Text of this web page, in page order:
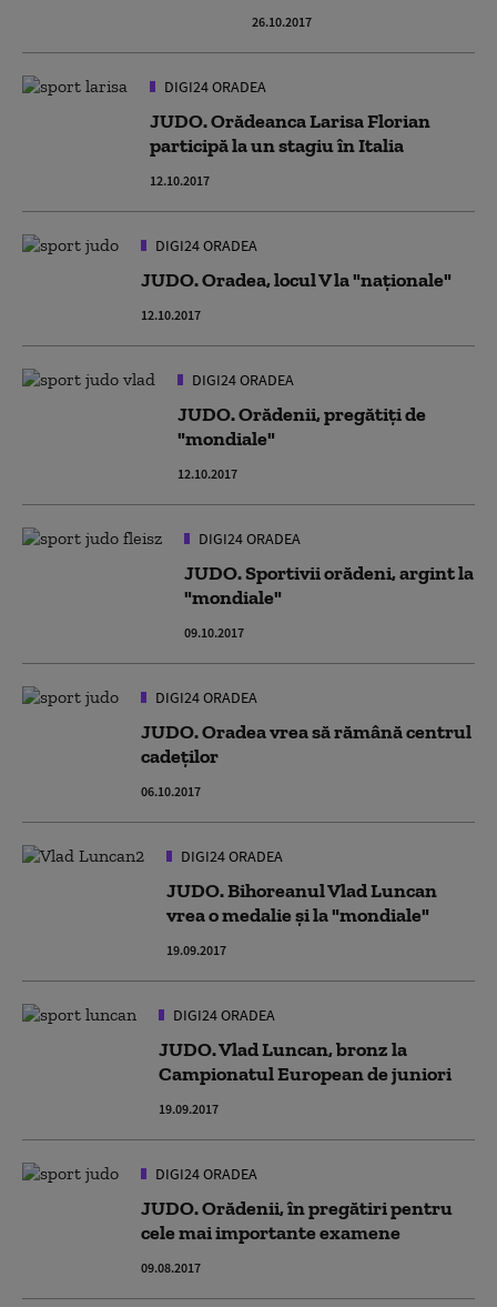
26.10.2017
DIGI24 ORADEA
JUDO. Orădeanca Larisa Florian
participă la un stagiu în Italia
12.10.2017
DIGI24 ORADEA
JUDO. Oradea, locul V la "naţionale"
12.10.2017
DIGI24 ORADEA
JUDO. Orădenii, pregătiţi de
"mondiale"
12.10.2017
DIGI24 ORADEA
JUDO. Sportivii orădeni, argint la
"mondiale"
09.10.2017
DIGI24 ORADEA
JUDO. Oradea vrea să rămână centrul
cadeților
06.10.2017
DIGI24 ORADEA
JUDO. Bihoreanul Vlad Luncan
vrea o medalie şi la "mondiale"
19.09.2017
DIGI24 ORADEA
JUDO. Vlad Luncan, bronz la
Campionatul European de juniori
19.09.2017
DIGI24 ORADEA
JUDO. Orădenii, în pregătiri pentru
cele mai importante examene
09.08.2017